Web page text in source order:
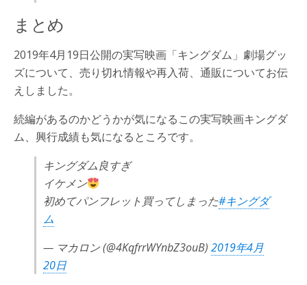
まとめ
2019年4月19日公開の実写映画「キングダム」劇場グッ
ズについて、売り切れ情報や再入荷、通販についてお伝
えしました。
続編があるのかどうかが気になるこの実写映画キングダ
ム、興行成績も気になるところです。
キングダム良すぎ
イケメン
初めてパンフレット買ってしまった#キングダ
ム
— マカロン (@4KqfrrWYnbZ3ouB) 2019年4月
20日